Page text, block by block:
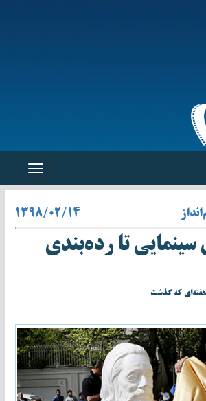
Toggle
۱۳۹۸/۰۲/۱۴
سینمایی تا رده‌‌بندی
که گذشت